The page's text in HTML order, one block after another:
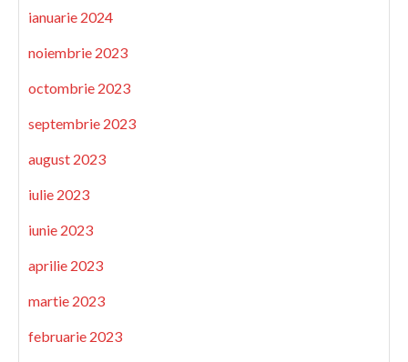
ianuarie 2024
noiembrie 2023
octombrie 2023
septembrie 2023
august 2023
iulie 2023
iunie 2023
aprilie 2023
martie 2023
februarie 2023